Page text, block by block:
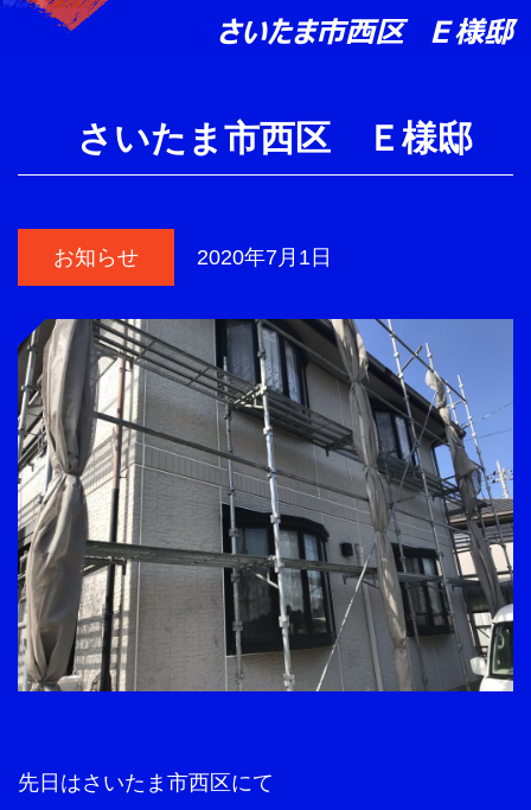
さいたま市西区 Ｅ様邸
さいたま市西区 Ｅ様邸
お知らせ 2020年7月1日
先日はさいたま市西区にて